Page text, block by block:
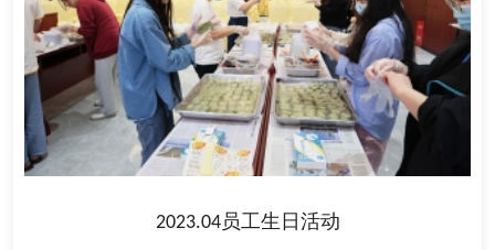
2023.04员工生日活动